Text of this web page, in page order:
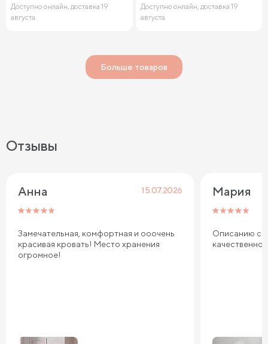
Доступно онлайн, доставка 19
августа
Доступно онлайн, доставка 19
августа
Больше товаров
Отзывы
Анна 15.07.2026
Замечательная, комфортная и ооочень
красивая кровать! Место хранения
огромное!
Мария
Описанию
качественно